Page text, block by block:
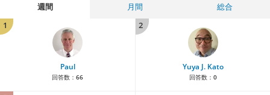
週間 月間
総合
1
Paul
回答数： 66
2
Yuya J. Kato
回答数： 0